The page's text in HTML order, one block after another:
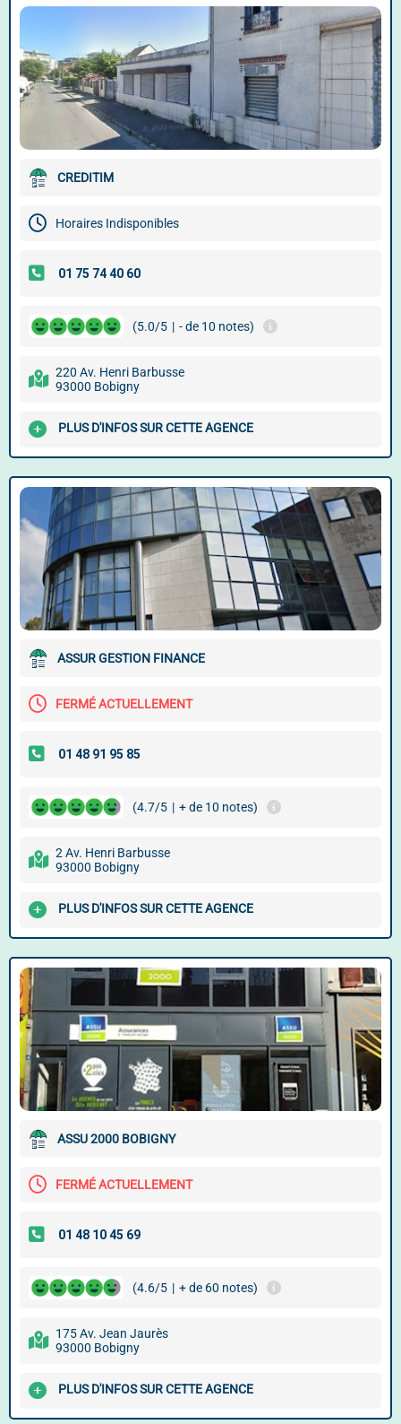
CREDITIM
Horaires Indisponibles
(5.0/5 | - de 10 notes)
220 Av. Henri Barbusse
93000 Bobigny
PLUS D'INFOS SUR CETTE AGENCE
ASSUR GESTION FINANCE
FERMÉ ACTUELLEMENT
(4.7/5 | + de 10 notes)
2 Av. Henri Barbusse
93000 Bobigny
PLUS D'INFOS SUR CETTE AGENCE
ASSU 2000 BOBIGNY
FERMÉ ACTUELLEMENT
(4.6/5 | + de 60 notes)
175 Av. Jean Jaurès
93000 Bobigny
PLUS D'INFOS SUR CETTE AGENCE